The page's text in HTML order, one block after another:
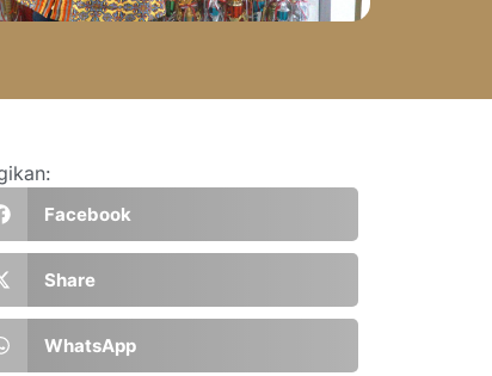
Facebook
Share
WhatsApp